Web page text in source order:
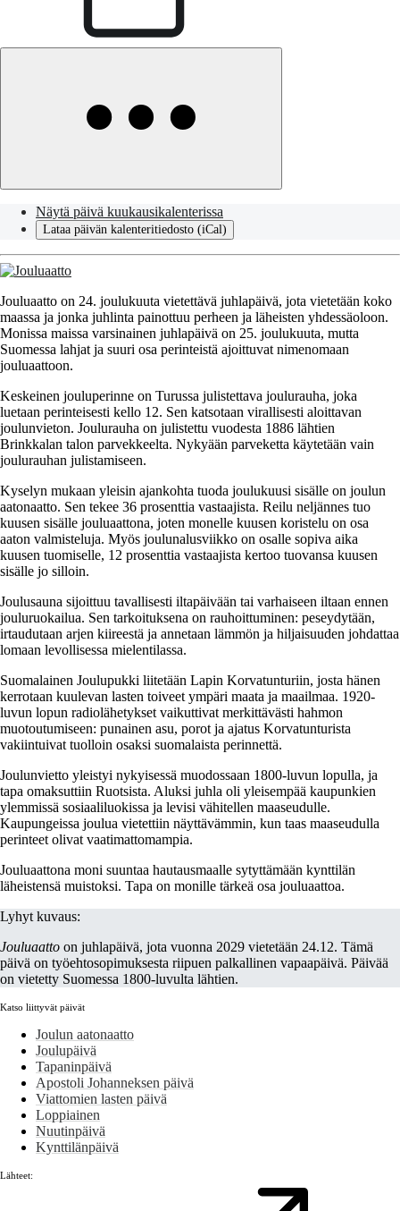
Näytä päivä kuukausikalenterissa
Lataa päivän kalenteritiedosto (iCal)
Jouluaatto on 24. joulukuuta vietettävä juhlapäivä, jota vietetään koko
maassa ja jonka juhlinta painottuu perheen ja läheisten yhdessäoloon.
Monissa maissa varsinainen juhlapäivä on 25. joulukuuta, mutta
Suomessa lahjat ja suuri osa perinteistä ajoittuvat nimenomaan
jouluaattoon.
Keskeinen jouluperinne on Turussa julistettava joulurauha, joka
luetaan perinteisesti kello 12. Sen katsotaan virallisesti aloittavan
joulunvieton. Joulurauha on julistettu vuodesta 1886 lähtien
Brinkkalan talon parvekkeelta. Nykyään parveketta käytetään vain
joulurauhan julistamiseen.
Kyselyn mukaan yleisin ajankohta tuoda joulukuusi sisälle on joulun
aatonaatto. Sen tekee 36 prosenttia vastaajista. Reilu neljännes tuo
kuusen sisälle jouluaattona, joten monelle kuusen koristelu on osa
aaton valmisteluja. Myös joulunalusviikko on osalle sopiva aika
kuusen tuomiselle, 12 prosenttia vastaajista kertoo tuovansa kuusen
sisälle jo silloin.
Joulusauna sijoittuu tavallisesti iltapäivään tai varhaiseen iltaan ennen
jouluruokailua. Sen tarkoituksena on rauhoittuminen: peseydytään,
irtaudutaan arjen kiireestä ja annetaan lämmön ja hiljaisuuden johdattaa
lomaan levollisessa mielentilassa.
Suomalainen Joulupukki liitetään Lapin Korvatunturiin, josta hänen
kerrotaan kuulevan lasten toiveet ympäri maata ja maailmaa. 1920-
luvun lopun radiolähetykset vaikuttivat merkittävästi hahmon
muotoutumiseen: punainen asu, porot ja ajatus Korvatunturista
vakiintuivat tuolloin osaksi suomalaista perinnettä.
Joulunvietto yleistyi nykyisessä muodossaan 1800-luvun lopulla, ja
tapa omaksuttiin Ruotsista. Aluksi juhla oli yleisempää kaupunkien
ylemmissä sosiaaliluokissa ja levisi vähitellen maaseudulle.
Kaupungeissa joulua vietettiin näyttävämmin, kun taas maaseudulla
perinteet olivat vaatimattomampia.
Jouluaattona moni suuntaa hautausmaalle sytyttämään kynttilän
läheistensä muistoksi. Tapa on monille tärkeä osa jouluaattoa.
Lyhyt kuvaus:
Jouluaatto on juhlapäivä, jota vuonna 2029 vietetään 24.12. Tämä
päivä on työehtosopimuksesta riipuen palkallinen vapaapäivä. Päivää
on vietetty Suomessa 1800-luvulta lähtien.
Katso liittyvät päivät
Joulun aatonaatto
Joulupäivä
Tapaninpäivä
Apostoli Johanneksen päivä
Viattomien lasten päivä
Loppiainen
Nuutinpäivä
Kynttilänpäivä
Lähteet: